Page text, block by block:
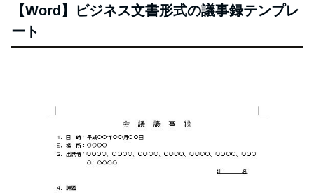
【Word】ビジネス文書形式の議事録テンプレ
ート